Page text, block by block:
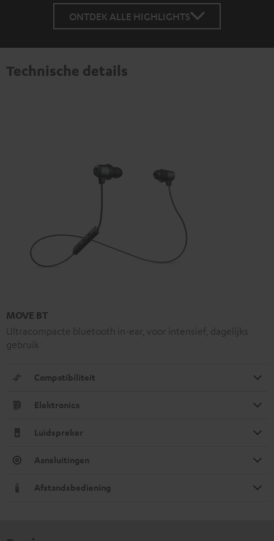
ONTDEK ALLE HIGHLIGHTS
Technische details
MOVE BT
Ultracompacte bluetooth in-ear, voor intensief, dagelijks
gebruik
Compatibiliteit
Elektronica
Luidspreker
Aansluitingen
Afstandsbediening